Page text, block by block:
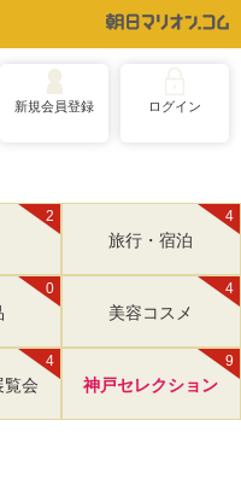
新規会員登録 ログイン
2 4
旅行・宿泊
0 4
美容コスメ
4
覧会
9
神戸セレクション